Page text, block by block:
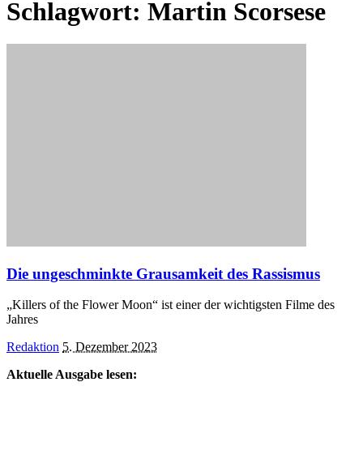
Schlagwort: Martin Scorsese
Die ungeschminkte Grausamkeit des Rassismus
„Killers of the Flower Moon“ ist einer der wichtigsten Filme des
Jahres
Posted
Redaktion 5. Dezember 2023
Aktuelle Ausgabe lesen: